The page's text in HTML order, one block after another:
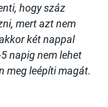
hogy száz
mert azt nem
két nappal
napig nem lehet
meg leépíti magát.